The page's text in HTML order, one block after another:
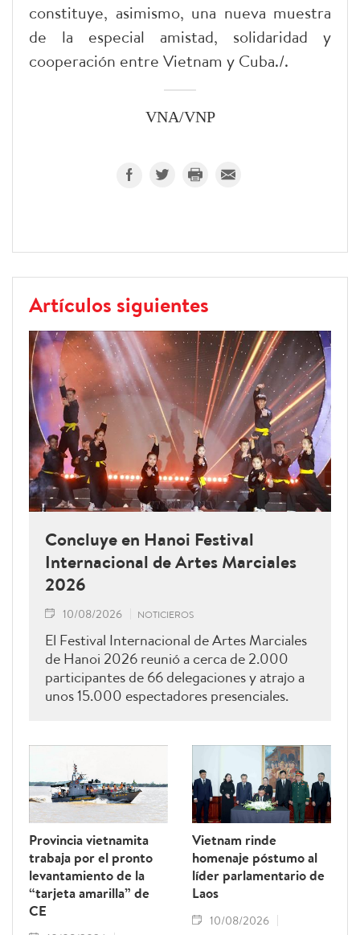
constituye, asimismo, una nueva muestra
de la especial amistad, solidaridad y
cooperación entre Vietnam y Cuba./.
VNA/VNP
Artículos siguientes
Concluye en Hanoi Festival
Internacional de Artes Marciales
2026
10/08/2026 NOTICIEROS
El Festival Internacional de Artes Marciales
de Hanoi 2026 reunió a cerca de 2.000
participantes de 66 delegaciones y atrajo a
unos 15.000 espectadores presenciales.
Provincia vietnamita
trabaja por el pronto
levantamiento de la
“tarjeta amarilla” de
CE
Vietnam rinde
homenaje póstumo al
líder parlamentario de
Laos
10/08/2026